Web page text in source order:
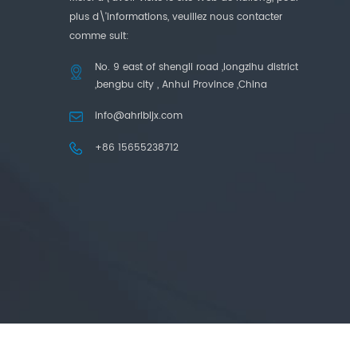
plus d\'informations, veuillez nous contacter
comme suit:
No. 9 east of shengli road ,longzihu district
,bengbu city , Anhui Province ,China
info@ahrlbljx.com
+86 15655238712